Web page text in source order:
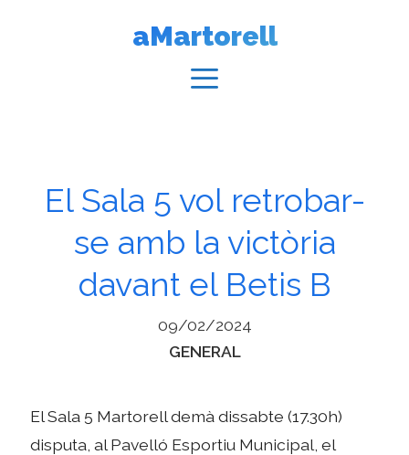
aMartorell
El Sala 5 vol retrobar-
se amb la victòria
davant el Betis B
09/02/2024
Categories
GENERAL
El Sala 5 Martorell demà dissabte (17.30h)
disputa, al Pavelló Esportiu Municipal, el